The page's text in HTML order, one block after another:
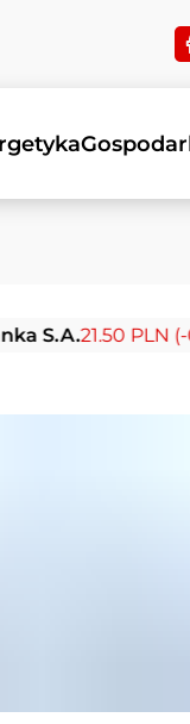
21.50 PLN (-0.20%)